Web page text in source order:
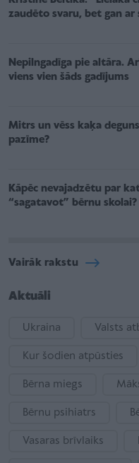
zaudēto svaru, bet gan ar
Nepilngadīga pie altāra.
viens vien šāds gadījums
Mitrs un vēss kaķa
pazīme?
Kāpēc nevajadzētu par
“sagatavot” bērnu skolai?
Vairāk rakstu
Aktuāli
Ukraina Valsts
Kur šodien atpūsties
Bērna miegs
Bērnu psihiatrs
Vasaras brīvlaiks